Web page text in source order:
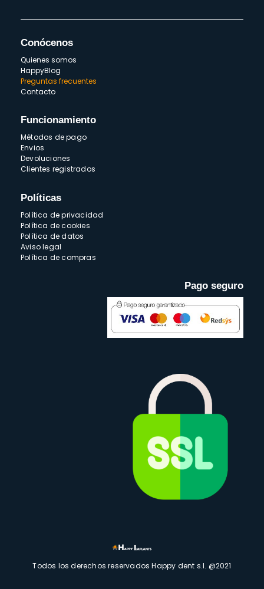
Conócenos
Quienes somos
HappyBlog
Preguntas frecuentes
Contacto
Funcionamiento
Métodos de pago
Envios
Devoluciones
Clientes registrados
Políticas
Política de privacidad
Política de cookies
Política de datos
Aviso legal
Política de compras
Pago seguro
Todos los derechos reservados Happy dent s.l. @2021